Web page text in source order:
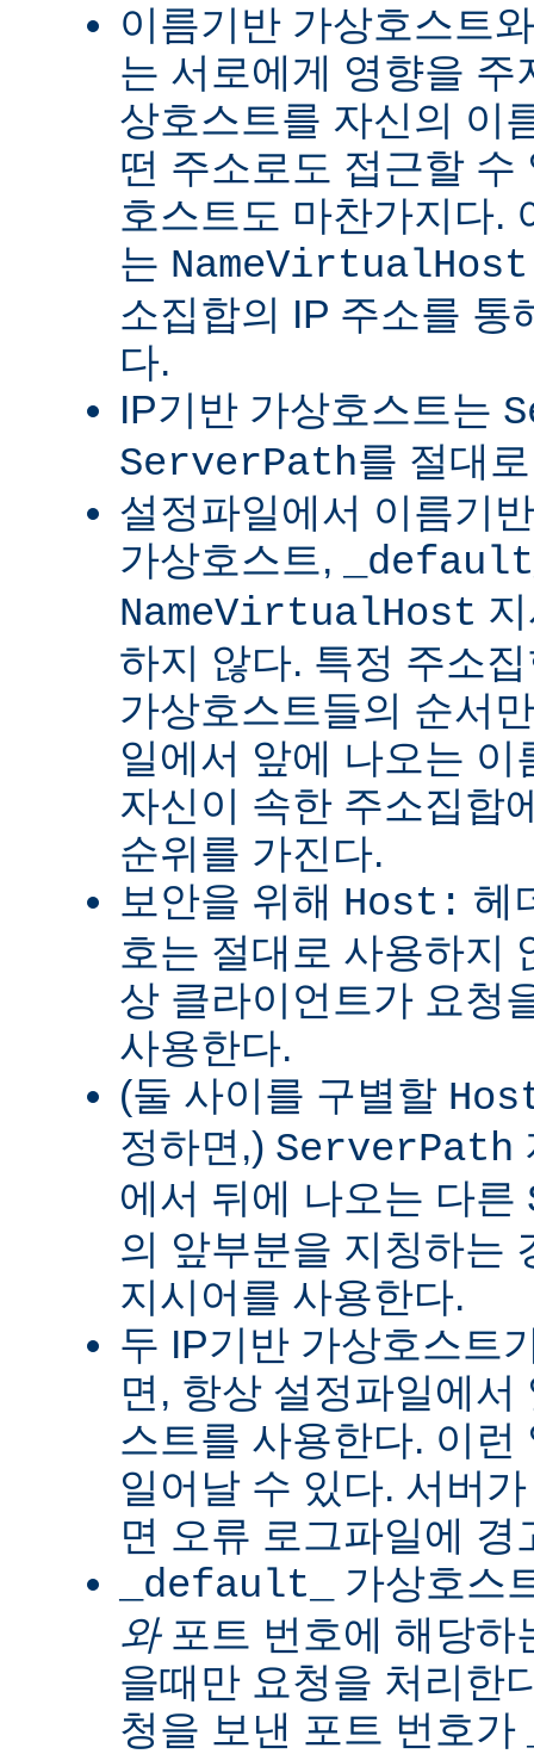
이름기반 가상호스트
는 서로에게 영향을 주
상호스트를 자신의 이
떤 주소로도 접근할 수
호스트도 마찬가지다.
는 NameVirtualHost
소집합의 IP 주소를 통
다.
IP기반 가상호스트는
ServerPath를 절대
설정파일에서 이름기
가상호스트,
NameVirtualHost
하지 않다. 특정 주소
가상호스트들의 순서
일에서 앞에 나오는
자신이 속한 주소집합
순위를 가진다.
보안을 위해 Host: 헤
호는 절대로 사용하지
상 클라이언트가 요청
사용한다.
(둘 사이를 구별할
정하면,) ServerPath
에서 뒤에 나오는 다른
의 앞부분을 지칭하는
지시어를 사용한다.
두 IP기반 가상호스트
면, 항상 설정파일에
스트를 사용한다. 이런
일어날 수 있다. 서버
면 오류 로그파일에 경
_default_
가상호스
와포트 번호에 해당하
을때만 요청을 처리한
청을 보낸 포트 번호가